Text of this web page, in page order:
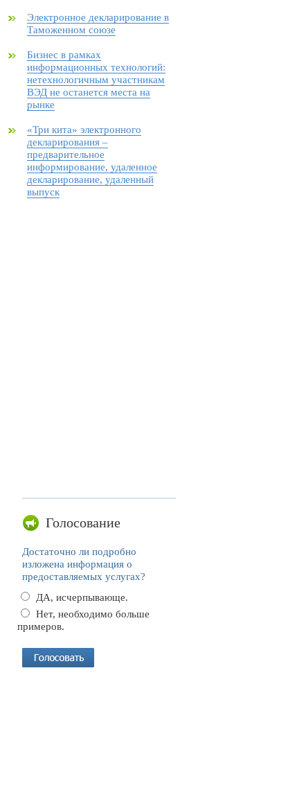
Электронное декларирование в
Таможенном союзе
Бизнес в рамках
информационных технологий:
нетехнологичным участникам
ВЭД не останется места на
рынке
«Три кита» электронного
декларирования –
предварительное
информирование, удаленное
декларирование, удаленный
выпуск
Голосование
Достаточно ли подробно
изложена информация о
предоставляемых услугах?
ДА, исчерпывающе.
Нет, необходимо больше
примеров.